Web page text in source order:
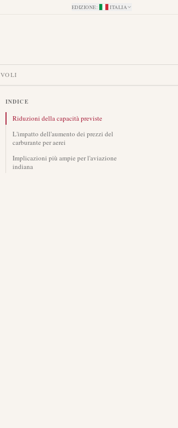
EDIZIONE: ITALIA
VOLI
INDICE
Riduzioni della capacità previste
L'impatto dell'aumento dei prezzi del
carburante per aerei
Implicazioni più ampie per l'aviazione
indiana